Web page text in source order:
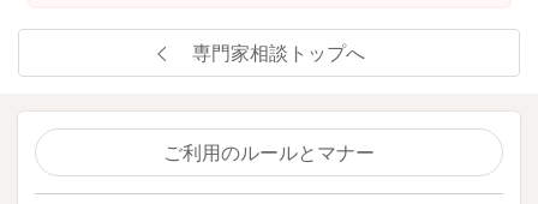
専門家相談トップへ
ご利用のルールとマナー